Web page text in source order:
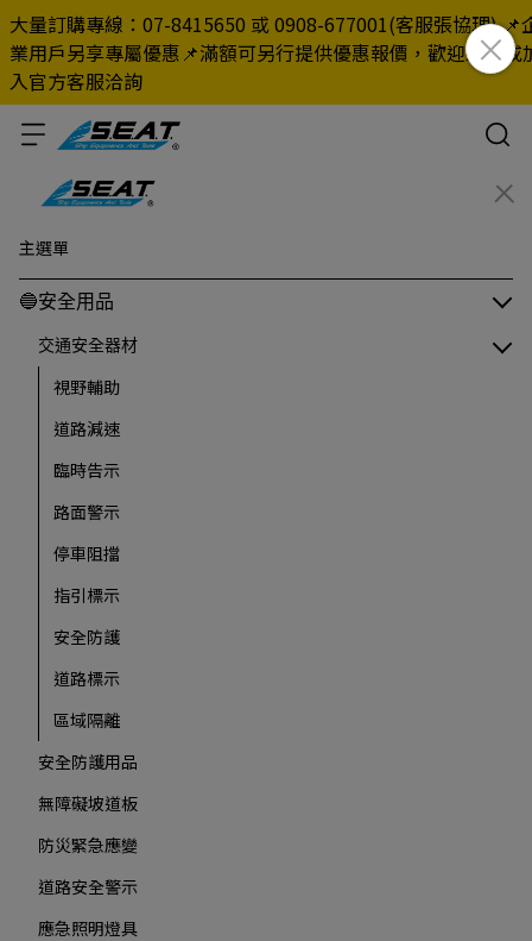
大量訂購專線：07-8415650 或 0908-677001(客服張協理) 📌
業用戶另享專屬優惠📌滿額可另行提供優惠報價，歡迎來電或
入官方客服洽詢
主選單
🔵安全用品
交通安全器材
視野輔助
道路減速
臨時告示
路面警示
停車阻擋
指引標示
安全防護
道路標示
區域隔離
安全防護用品
無障礙坡道板
防災緊急應變
道路安全警示
應急照明燈具